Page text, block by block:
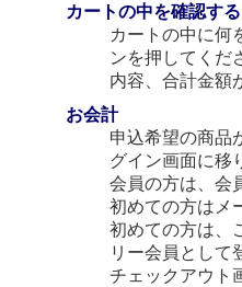
カートの中を確認する
カートの中に何
ンを押してくだ
内容、合計金額
お会計
申込希望の商品
グイン画面に移
会員の方は、会
初めての方はメ
初めての方は、
リー会員として
チェックアウト